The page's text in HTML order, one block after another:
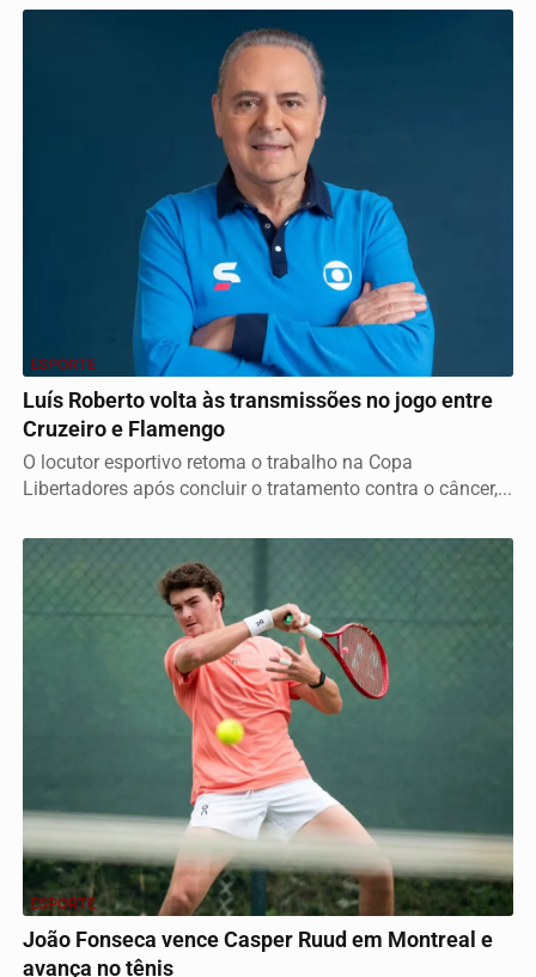
ESPORTE
Luís Roberto volta às transmissões no jogo entre
Cruzeiro e Flamengo
O locutor esportivo retoma o trabalho na Copa
Libertadores após concluir o tratamento contra o câncer,...
ESPORTE
João Fonseca vence Casper Ruud em Montreal e
avança no tênis